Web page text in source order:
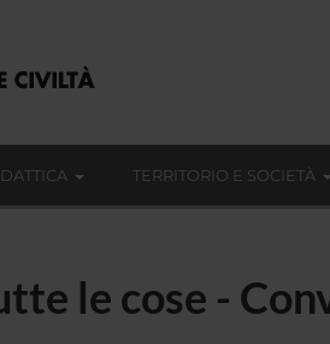
TERRITORIO E SOCIETÀ
le cose -